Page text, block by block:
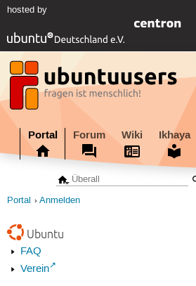
hosted by
Portal Forum Wiki Ikhaya
Portal Anmelden
Ubuntu
FAQ
Verein